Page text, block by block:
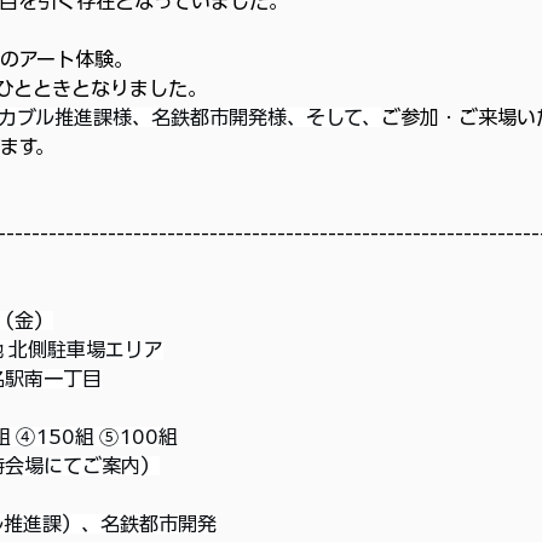
アート体験。
とときとなりました。
ブル推進課様、名鉄都市開発様、そして、
ご参加・ご来場い
す。
）
北側駐車場エリア
南一丁目
④150組 ⑤100組
場にてご案内）
進課）、名鉄都市開発